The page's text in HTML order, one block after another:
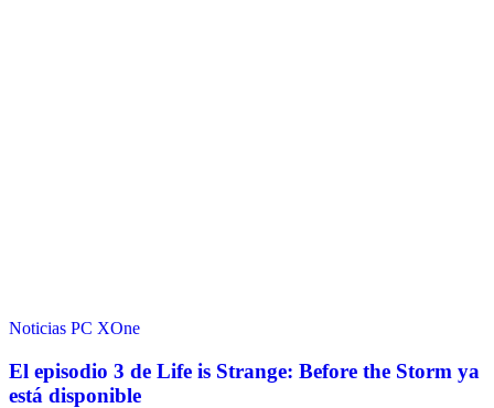
Noticias PC XOne
El episodio 3 de Life is Strange: Before the Storm ya
está disponible